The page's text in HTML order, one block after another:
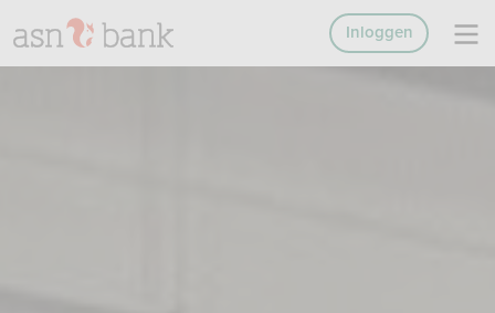
Inloggen